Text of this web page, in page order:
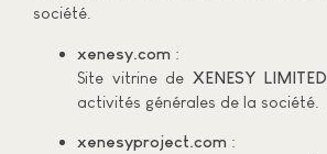
société.
xenesy.com :
Site vitrine de XENESY LIMITED
activités générales de la société.
xenesyproject.com :